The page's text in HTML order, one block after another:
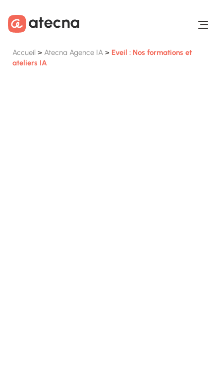
Accueil > Atecna Agence IA> Eveil : Nos formations et
ateliers IA